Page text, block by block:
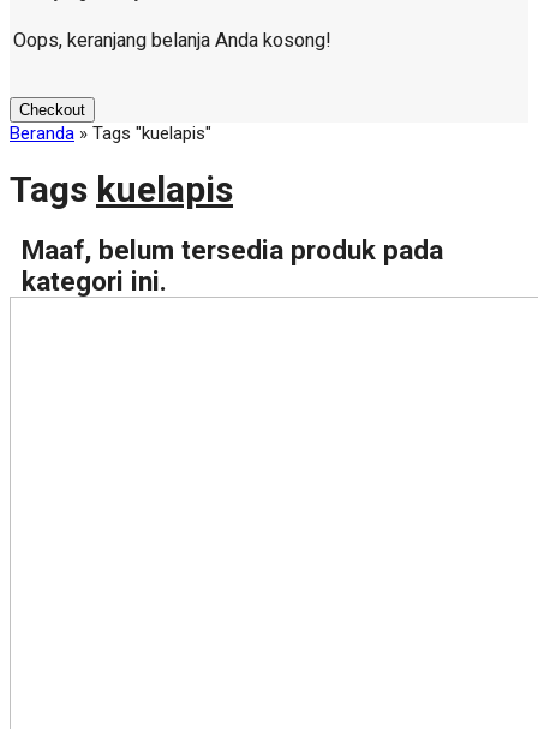
Oops, keranjang belanja Anda kosong!
Checkout
Beranda » Tags "kuelapis"
Tags kuelapis
Maaf, belum tersedia produk pada
kategori ini.